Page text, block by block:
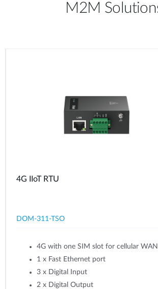
M2M
4G IIoT RTU​
DOM-311-TSO
4G with one SIM slot for cellular WAN
1 x Fast Ethernet port
3 x Digital Input
2 x Digital Output